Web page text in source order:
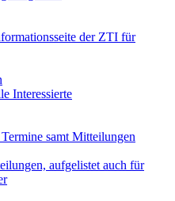
der ZTI für
Interessierte
samt Mitteilungen
aufgelistet auch für